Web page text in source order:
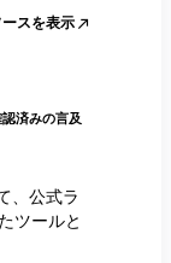
ースを表示
認済みの言及
、公式ラ
ツールと